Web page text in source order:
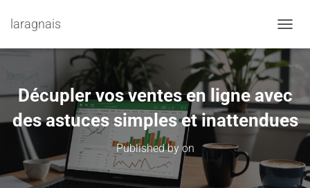
laragnais
Décupler vos ventes en ligne avec
des astuces simples et inattendues
Published by on